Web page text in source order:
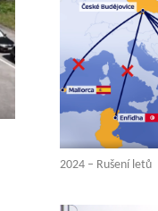
2024 – Rušení letů